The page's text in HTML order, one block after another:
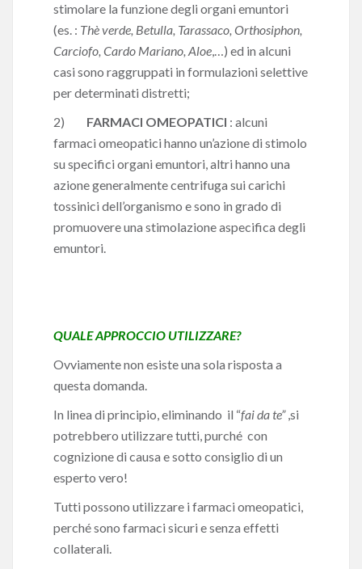
stimolare la funzione degli organi emuntori
(es. : Thè verde, Betulla, Tarassaco, Orthosiphon,
Carciofo, Cardo Mariano, Aloe,…) ed in alcuni
casi sono raggruppati in formulazioni selettive
per determinati distretti;
2) FARMACI OMEOPATICI : alcuni
farmaci omeopatici hanno un’azione di stimolo
su specifici organi emuntori, altri hanno una
azione generalmente centrifuga sui carichi
tossinici dell’organismo e sono in grado di
promuovere una stimolazione aspecifica degli
emuntori.
QUALE APPROCCIO UTILIZZARE?
Ovviamente non esiste una sola risposta a
questa domanda.
In linea di principio, eliminando il “fai da te”,si
potrebbero utilizzare tutti, purché con
cognizione di causa e sotto consiglio di un
esperto vero!
Tutti possono utilizzare i farmaci omeopatici,
perché sono farmaci sicuri e senza effetti
collaterali.